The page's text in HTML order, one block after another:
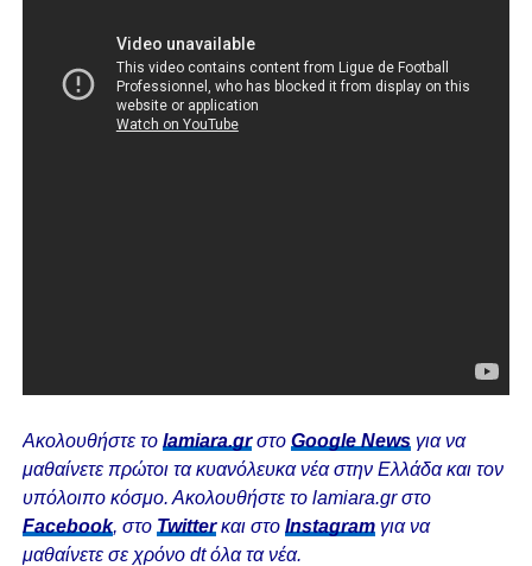
Ακολουθήστε το lamiara.grστο Google Newsγια να
μαθαίνετε πρώτοι τα κυανόλευκα νέα στην Ελλάδα και τον
υπόλοιπο κόσμο. Ακολουθήστε το lamiara.gr στο
Facebook, στο Twitterκαι στο Instagram για να
μαθαίνετε σε χρόνο dt όλα τα νέα.